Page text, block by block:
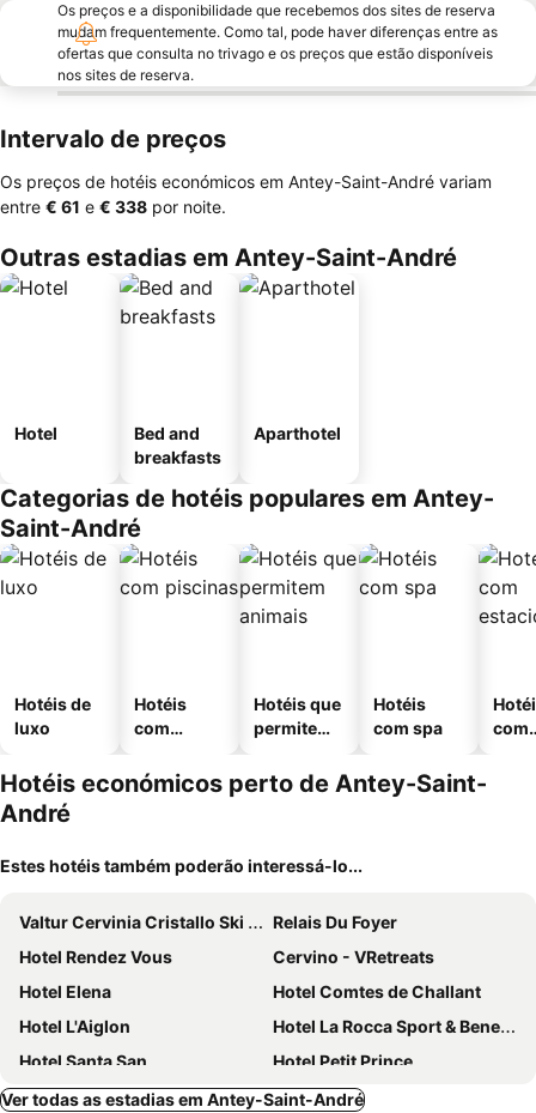
Os preços e a disponibilidade que recebemos dos sites de reserva
mudam frequentemente. Como tal, pode haver diferenças entre as
ofertas que consulta no trivago e os preços que estão disponíveis
nos sites de reserva.
Intervalo de preços
Os preços de hotéis económicos em Antey-Saint-André variam
entre ‎€ 61 e ‎€ 338 por noite.
Outras estadias em Antey-Saint-André
Hotel
Bed and
breakfasts
Aparthotel
Categorias de hotéis populares em Antey-
Saint-André
Hotéis de
luxo
Hotéis
com
Hotéis que
permitem
Hotéis
com spa
com
Hotéis económicos perto de Antey-Saint-
André
Estes hotéis também poderão interessá-lo...
Valtur Cervinia Cristallo Ski Resort
Relais Du Foyer
Hotel Rendez Vous
Cervino - VRetreats
Hotel Elena
Hotel Comtes de Challant
Hotel L'Aiglon
Hotel La Rocca Sport & Benessere
Hotel Santa San
Hotel Petit Prince
Club Med Cervinia - Italian Alps
Hotel Al Piolet
Ver todas as estadias em Antey-Saint-André